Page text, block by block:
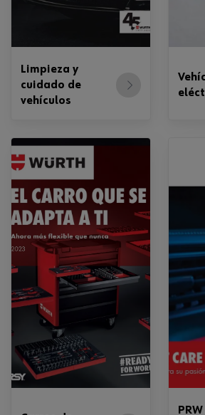
Limpieza y
cuidado de
vehículos